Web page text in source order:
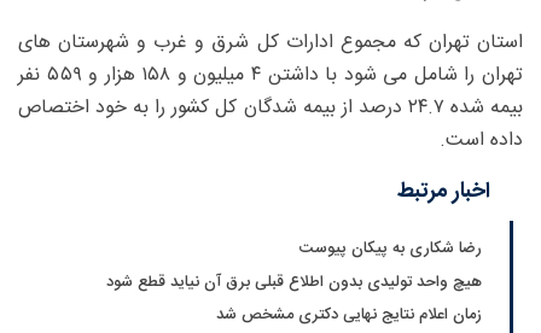
استان تهران که مجموع ادارات کل شرق و غرب و شهرستان های
تهران را شامل می شود با داشتن ۴ میلیون و ۱۵۸ هزار و ۵۵۹ نفر
بیمه شده ۲۴.۷ درصد از بیمه شدگان کل کشور را به خود اختصاص
داده است.
اخبار مرتبط
رضا شکاری به پیکان پیوست
هیچ واحد تولیدی بدون اطلاع قبلی برق آن نیاید قطع شود
زمان اعلام نتایج نهایی دکتری مشخص شد